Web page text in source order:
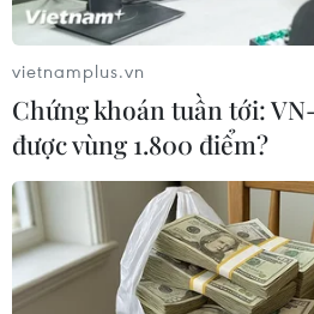
Xung đột tại Ukraine:
quy chế cho vùng đòi
02/10/2019 12:26
Đại diện của Nga cho biết tất
họp của Nhóm Tiếp xúc, trong
vùng đòi độc lập Donetsk và
nhất trí với "công thức
vietnamplus.vn
Chứng khoán tuần tới:
được vùng 1.800 điểm?